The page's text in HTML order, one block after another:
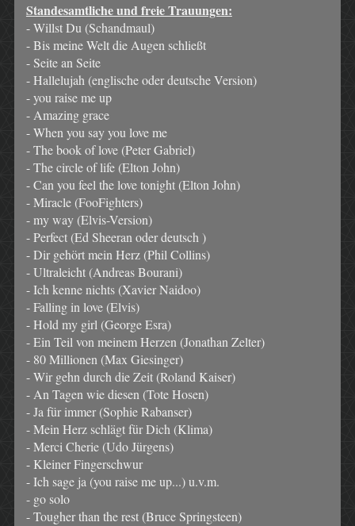
Standesamtliche und freie Trauungen:
- Willst Du (Schandmaul)
- Bis meine Welt die Augen schließt
- Seite an Seite
- Hallelujah (englische oder deutsche Version)
- you raise me up
- Amazing grace
- When you say you love me
- The book of love (Peter Gabriel)
- The circle of life (Elton John)
- Can you feel the love tonight (Elton John)
- Miracle (FooFighters)
- my way (Elvis-Version)
- Perfect (Ed Sheeran oder deutsch )
- Dir gehört mein Herz (Phil Collins)
- Ultraleicht (Andreas Bourani)
- Ich kenne nichts (Xavier Naidoo)
- Falling in love (Elvis)
- Hold my girl (George Esra)
- Ein Teil von meinem Herzen (Jonathan Zelter)
- 80 Millionen (Max Giesinger)
- Wir gehn durch die Zeit (Roland Kaiser)
- An Tagen wie diesen (Tote Hosen)
- Ja für immer (Sophie Rabanser)
- Mein Herz schlägt für Dich (Klima)
- Merci Cherie (Udo Jürgens)
- Kleiner Fingerschwur
- Ich sage ja (you raise me up...) u.v.m.
- go solo
- Tougher than the rest (Bruce Springsteen)